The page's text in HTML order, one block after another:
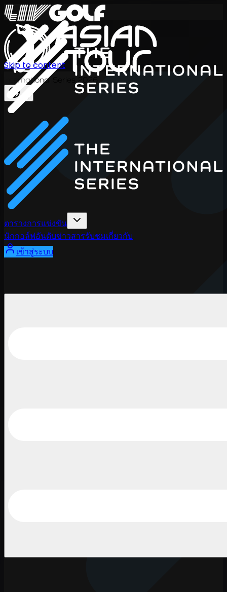
International Series 2026
TH
ตารางการแข่งขัน
นักกอล์ฟอันดับข่าวสารรับชมเกี่ยวกับ
เข้าสู่ระบบ
Skip to content